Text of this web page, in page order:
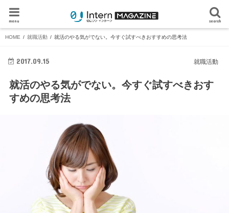
search
menu
HOME 就職活動 就活のやる気がでない。今すぐ試すべきおすすめの思考法
就職活動
2017.09.15
就活のやる気がでない。今すぐ試すべきおす
すめの思考法